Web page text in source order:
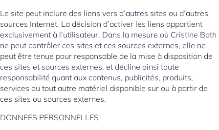
Le site peut inclure des liens vers d’autres sites ou d’autres
sources Internet. La décision d’activer les liens appartient
exclusivement à l’utilisateur. Dans la mesure où Cristine Bath
ne peut contrôler ces sites et ces sources externes, elle ne
peut être tenue pour responsable de la mise à disposition de
ces sites et sources externes, et décline ainsi toute
responsabilité quant aux contenus, publicités, produits,
services ou tout autre matériel disponible sur ou à partir de
ces sites ou sources externes.
DONNEES PERSONNELLES